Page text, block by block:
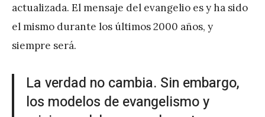
actualizada. El mensaje del evangelio es y ha sido
el mismo durante los últimos 2000 años, y
siempre será.
La verdad no cambia. Sin embargo,
los modelos de evangelismo y